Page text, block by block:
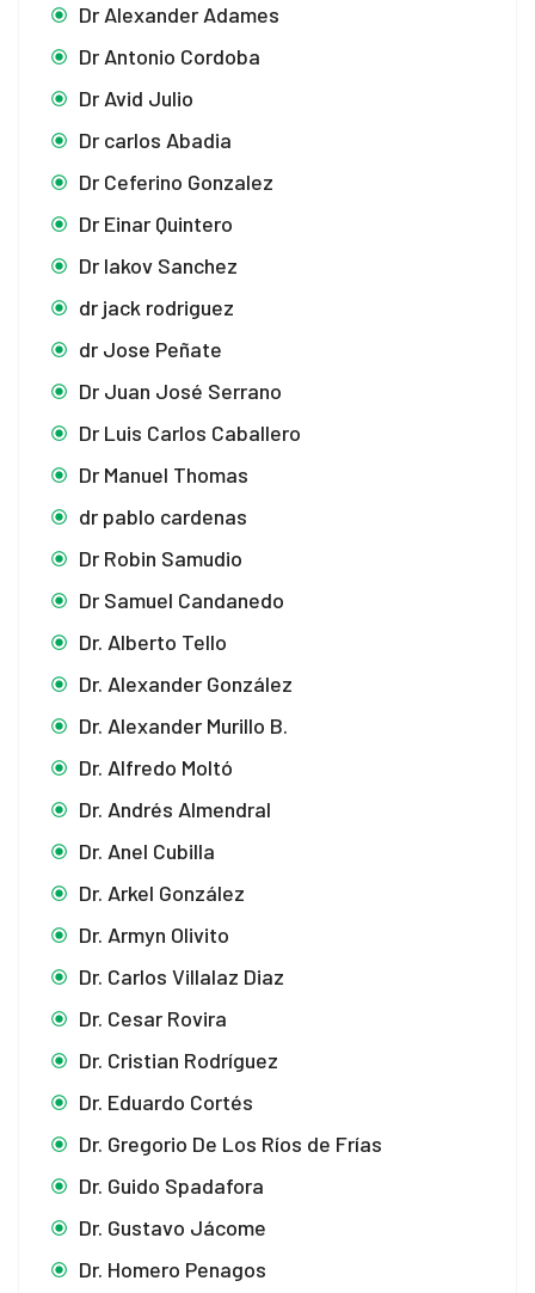
Dr Alexander Adames
Dr Antonio Cordoba
Dr Avid Julio
Dr carlos Abadia
Dr Ceferino Gonzalez
Dr Einar Quintero
Dr Iakov Sanchez
dr jack rodriguez
dr Jose Peñate
Dr Juan José Serrano
Dr Luis Carlos Caballero
Dr Manuel Thomas
dr pablo cardenas
Dr Robin Samudio
Dr Samuel Candanedo
Dr. Alberto Tello
Dr. Alexander González
Dr. Alexander Murillo B.
Dr. Alfredo Moltó
Dr. Andrés Almendral
Dr. Anel Cubilla
Dr. Arkel González
Dr. Armyn Olivito
Dr. Carlos Villalaz Diaz
Dr. Cesar Rovira
Dr. Cristian Rodríguez
Dr. Eduardo Cortés
Dr. Gregorio De Los Ríos de Frías
Dr. Guido Spadafora
Dr. Gustavo Jácome
Dr. Homero Penagos